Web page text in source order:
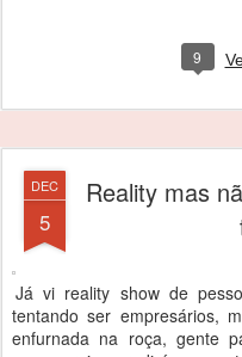
9
DEC
5
Reality mas
Já vi reality show de
tentando ser empresários,
enfurnada na roça, gente